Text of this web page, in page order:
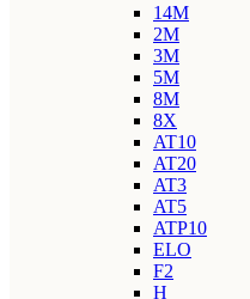
14M
2M
3M
5M
8M
8X
AT10
AT20
AT3
AT5
ATP10
ELO
F2
H